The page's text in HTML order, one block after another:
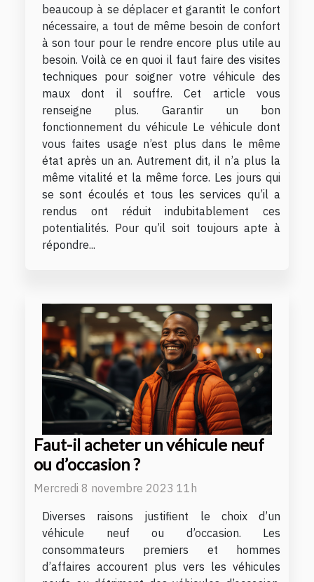
beaucoup à se déplacer et garantit le confort
nécessaire, a tout de même besoin de confort
à son tour pour le rendre encore plus utile au
besoin. Voilà ce en quoi il faut faire des visites
techniques pour soigner votre véhicule des
maux dont il souffre. Cet article vous
renseigne plus. Garantir un bon
fonctionnement du véhicule Le véhicule dont
vous faites usage n’est plus dans le même
état après un an. Autrement dit, il n’a plus la
même vitalité et la même force. Les jours qui
se sont écoulés et tous les services qu’il a
rendus ont réduit indubitablement ces
potentialités. Pour qu’il soit toujours apte à
répondre...
Faut-il acheter un véhicule neuf
ou d’occasion ?
Mercredi 8 novembre 2023 11h
Diverses raisons justifient le choix d’un
véhicule neuf ou d’occasion. Les
consommateurs premiers et hommes
d’affaires accourent plus vers les véhicules